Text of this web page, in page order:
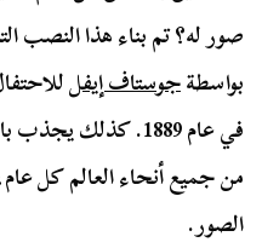
صور له؟ تم بناء هذا النصب
بواسطةجوستاف إيفل
من جميع أنحاء العالم كل عام،
الصور.